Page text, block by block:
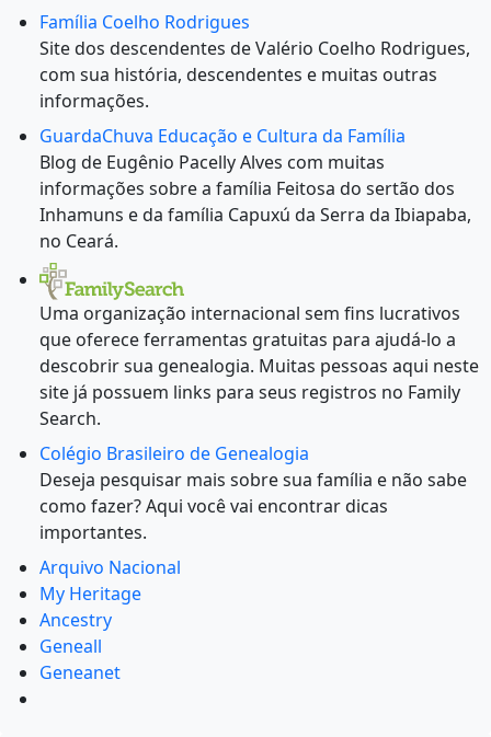
Família Coelho Rodrigues
Site dos descendentes de Valério Coelho Rodrigues,
com sua história, descendentes e muitas outras
informações.
GuardaChuva Educação e Cultura da Família
Blog de Eugênio Pacelly Alves com muitas
informações sobre a família Feitosa do sertão dos
Inhamuns e da família Capuxú da Serra da Ibiapaba,
no Ceará.
Uma organização internacional sem fins lucrativos
que oferece ferramentas gratuitas para ajudá-lo a
descobrir sua genealogia. Muitas pessoas aqui neste
site já possuem links para seus registros no Family
Search.
Colégio Brasileiro de Genealogia
Deseja pesquisar mais sobre sua família e não sabe
como fazer? Aqui você vai encontrar dicas
importantes.
Arquivo Nacional
My Heritage
Ancestry
Geneall
Geneanet